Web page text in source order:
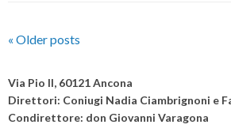
P
s
t
N
« Older posts
Via Pio II, 60121 Ancona
Direttori: Coniugi Nadia Ciambrignoni e
Condirettore: don Giovanni Varagona